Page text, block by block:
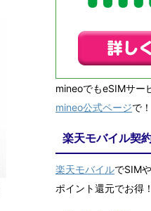
mineoでもeSIMサー
mineo公式ページで！
楽天モバイル契
楽天モバイルでSIM
ポイント還元でお得！